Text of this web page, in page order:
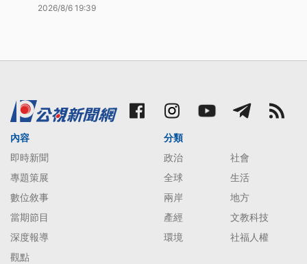
2026/8/6 19:39
內容
即時新聞
專題策展
數位敘事
當期節目
深度報導
觀點
分類
政治
社會
全球
生活
兩岸
地方
產經
文教科技
環境
社福人權